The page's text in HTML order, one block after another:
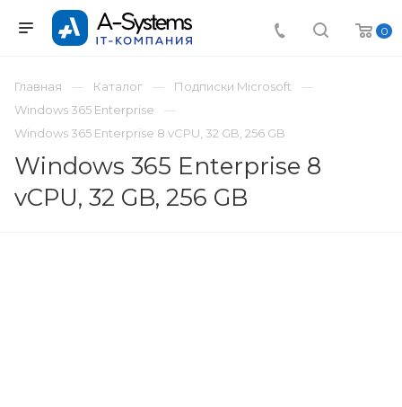
0
Главная Каталог
Подписки Microsoft
Windows 365 Enterprise
Windows 365 Enterprise 8 vCPU, 32 GB, 256 GB
Windows 365 Enterprise 8
vCPU, 32 GB, 256 GB